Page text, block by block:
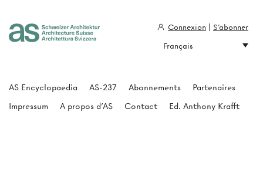
AS Encyclopaedia AS-237 Abonnements
Partenaires
Impressum
A propos d'AS Contact Ed. Anthony Krafft
Connexion
S'abonner
Français